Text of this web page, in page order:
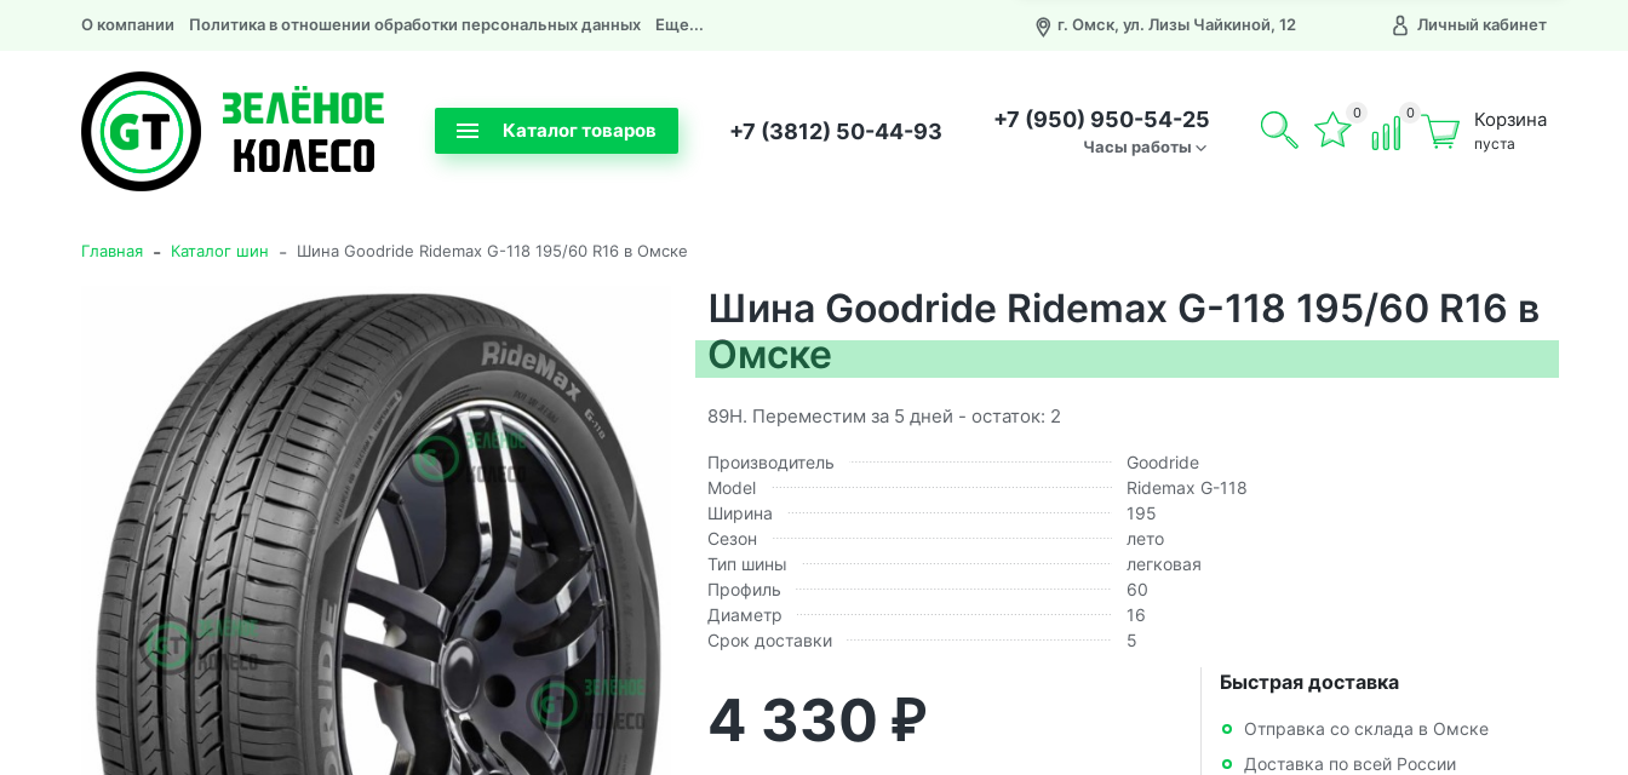
О компании Политика в отношении обработки персональных данных Еще... г. Омск, ул. Лизы Чайкиной, 12 Личный кабинет
Каталог товаров +7 (3812) 50-44-93 +7 (950) 950-54-25
Часы работы
0 0 Корзина
пуста
Главная - Каталог шин - Шина Goodride Ridemax G-118 195/60 R16 в Омске
Шина Goodride Ridemax G-118 195/60 R16 в
Омске
89H. Переместим за 5 дней - остаток: 2
Производитель
Goodride
Model
Ridemax G-118
Ширина
195
Сезон
лето
Тип шины
легковая
Профиль
60
Диаметр
16
Срок доставки
5
4 330 ₽
Быстрая доставка
Отправка со склада в Омске
Доставка по всей России